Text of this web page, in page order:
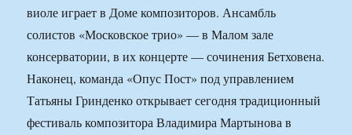
виоле играет в Доме композиторов. Ансамбль
солистов «Московское трио» — в Малом зале
консерватории, в их концерте — сочинения Бетховена.
Наконец, команда «Опус Пост» под управлением
Татьяны Гринденко открывает сегодня традиционный
фестиваль композитора Владимира Мартынова в